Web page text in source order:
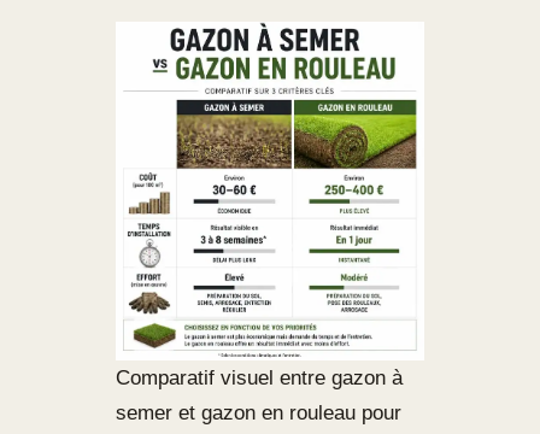
Comparatif visuel entre gazon à
semer et gazon en rouleau pour